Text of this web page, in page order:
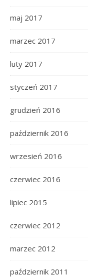
maj 2017
marzec 2017
luty 2017
styczeń 2017
grudzień 2016
październik 2016
wrzesień 2016
czerwiec 2016
lipiec 2015
czerwiec 2012
marzec 2012
październik 2011